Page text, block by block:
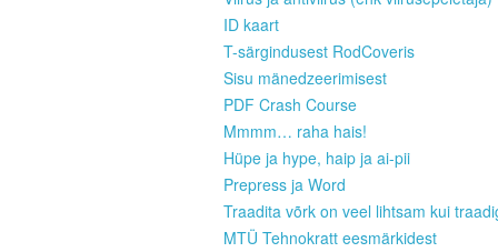
ID kaart
T-särgindusest RodCoveris
Sisu mänedzeerimisest
PDF Crash Course
Mmmm… raha hais!
Hüpe ja hype, haip ja ai-pii
Prepress ja Word
Traadita võrk on veel lihtsam kui
MTÜ Tehnokratt eesmärkidest